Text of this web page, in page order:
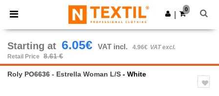
× Ntextil App
Better prices on app!
Get the app
0
Starting at 6.05€ VAT incl. 4.96€ VAT excl.
Retail Price
8.61 €
Roly PO6636 - Estrella Woman L/S - White